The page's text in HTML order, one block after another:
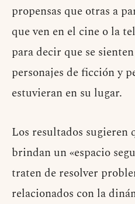
propensas que otras a
que ven en el cine o la
para decir que se
personajes de ficción y
estuvieran en su lugar.
Los resultados sugieren
brindan un «espacio
traten de resolver
relacionados con la